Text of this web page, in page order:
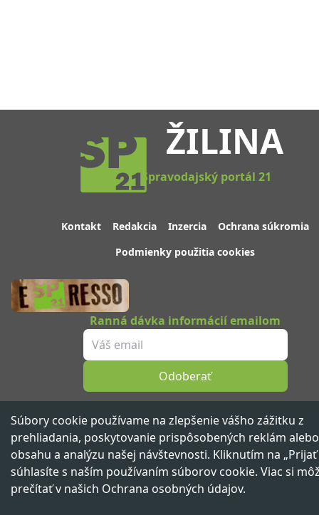
Súbory cookie používame na zlepšenie vášho zážitku z
prehliadania, poskytovanie prispôsobených reklám alebo
obsahu a analýzu našej návštevnosti. Kliknutím na „Prijať
súhlasíte s naším používaním súborov cookie. Viac si
prečítať v našich Ochrana osobných údajov.
ŽILINA
Spravodajský portál 21
Kontakt Redakcia Inzercia
Ochrana súkromia
Podmienky použitia cookies
Ranná dávka informácií emailom
Odoberať
Sledujte nás
Spravodajský portál 21. storočia ™ ©2026 Všetky práva vyhradené
VydávabeNOW media group,člen skupiny